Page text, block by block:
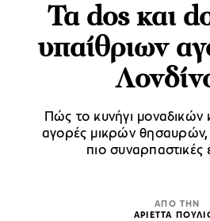
Τα dos και
υπαίθριων
Πώς το κυνήγι μοναδικών
αγορές μικρών θησαυρών,
πιο συναρπαστικές
ΑΠΟ ΤΗΝ
ΑΡΙΕΤΤΑ